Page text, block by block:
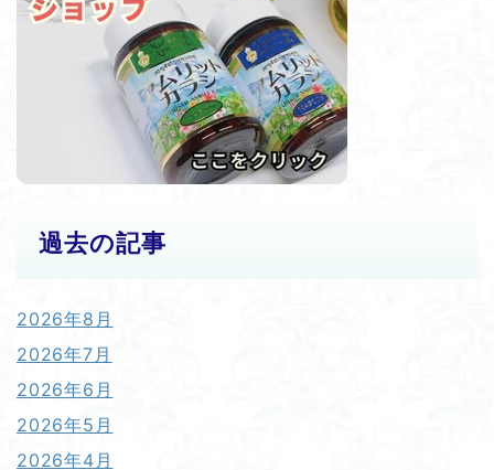
過去の記事
2026年8月
2026年7月
2026年6月
2026年5月
2026年4月